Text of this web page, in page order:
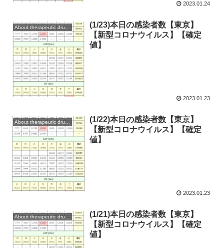
2023.01.24
About therapeutic drugs and vaccines
(1/23)本日の感染者数【東京】
【新型コロナウイルス】【確定
値】
2023.01.23
About therapeutic drugs and vaccines
(1/22)本日の感染者数【東京】
【新型コロナウイルス】【確定
値】
2023.01.23
About therapeutic drugs and vaccines
(1/21)本日の感染者数【東京】
【新型コロナウイルス】【確定
値】